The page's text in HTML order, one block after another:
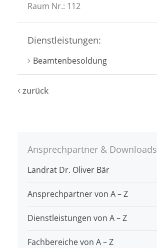
Raum Nr.: 112
Dienstleistungen:
Beamtenbesoldung
zurück
Ansprechpartner & Downloads
Landrat Dr. Oliver Bär
Ansprechpartner von A – Z
Dienstleistungen von A – Z
Fachbereiche von A – Z